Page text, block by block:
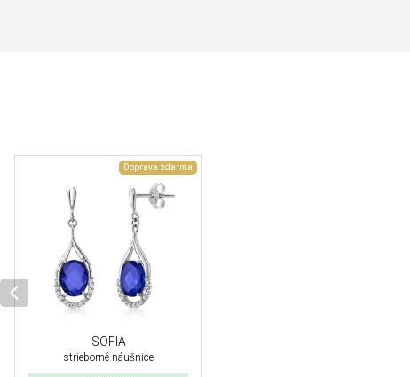
Doprava zdarma
SOFIA
strieborné náušnice